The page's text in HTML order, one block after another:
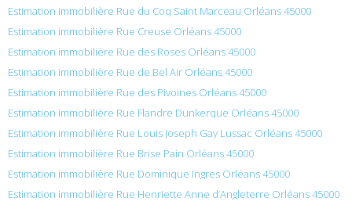
Estimation immobilière Rue du Coq Saint Marceau Orléans 45000
Estimation immobilière Rue Creuse Orléans 45000
Estimation immobilière Rue des Roses Orléans 45000
Estimation immobilière Rue de Bel Air Orléans 45000
Estimation immobilière Rue des Pivoines Orléans 45000
Estimation immobilière Rue Flandre Dunkerque Orléans 45000
Estimation immobilière Rue Louis Joseph Gay Lussac Orléans 45000
Estimation immobilière Rue Brise Pain Orléans 45000
Estimation immobilière Rue Dominique Ingres Orléans 45000
Estimation immobilière Rue Henriette Anne d’Angleterre Orléans 45000